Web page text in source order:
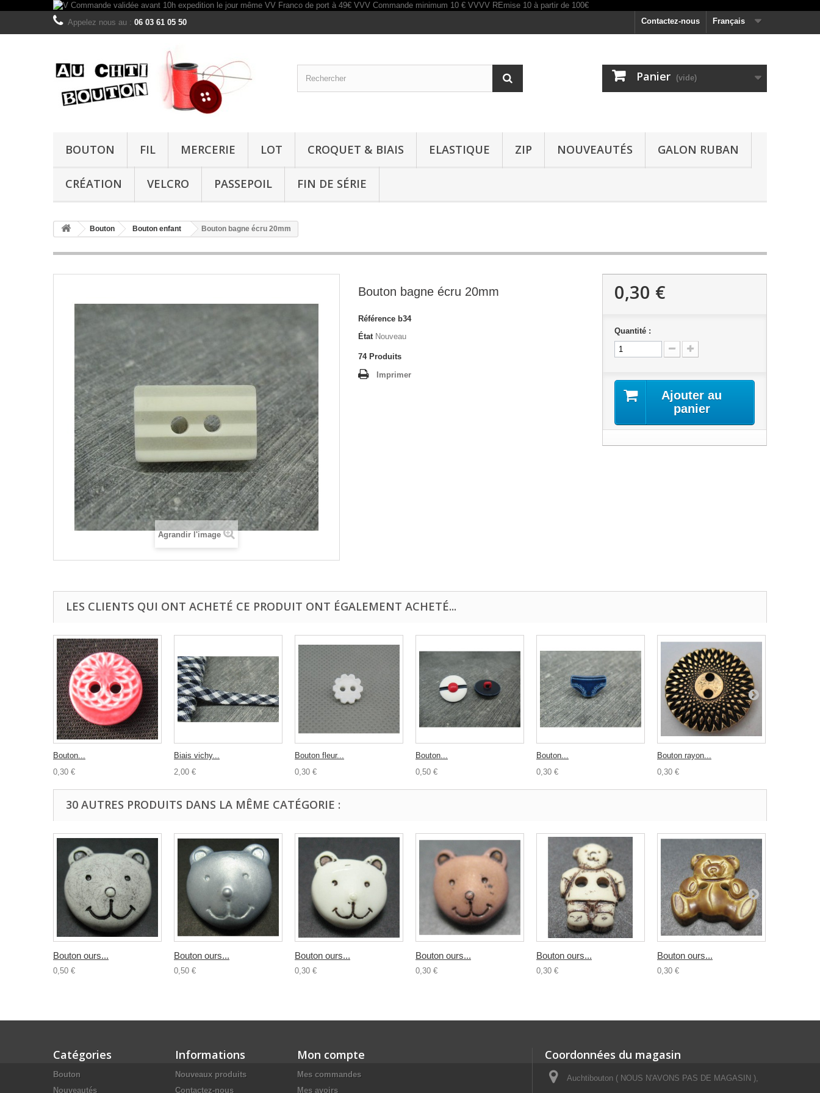
Français
Contactez-nous
Appelez nous au : 06 03 61 05 50
Panier (vide)
BOUTON FIL MERCERIE LOT CROQUET & BIAIS ELASTIQUE ZIP NOUVEAUTÉS GALON RUBAN
CRÉATION VELCRO PASSEPOIL FIN DE SÉRIE
Bouton Bouton enfant Bouton bagne écru 20mm
Agrandir l'image
Bouton bagne écru 20mm
Référence b34
État Nouveau
74 Produits
Imprimer
0,30 €
Quantité :
Ajouter au
panier
LES CLIENTS QUI ONT ACHETÉ CE PRODUIT ONT ÉGALEMENT ACHETÉ...
Bouton...
0,30 €
Biais vichy...
2,00 €
Bouton fleur...
0,30 €
Bouton...
0,50 €
Bouton...
0,30 €
Bouton rayon...
0,30 €
30 AUTRES PRODUITS DANS LA MÊME CATÉGORIE :
Bouton ours...
0,50 €
Bouton ours...
0,50 €
Bouton ours...
0,30 €
Bouton ours...
0,30 €
Bouton ours...
0,30 €
Bouton ours...
0,30 €
Catégories
Bouton
Nouveautés
Informations
Nouveaux produits
Contactez-nous
Mon compte
Mes commandes
Mes avoirs
Coordonnées du magasin
Auchtibouton ( NOUS N'AVONS PAS DE MAGASIN ),